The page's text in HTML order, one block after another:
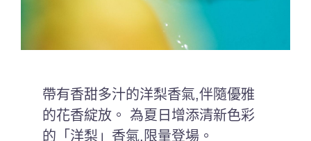
帶有香甜多汁的洋梨香氣,伴隨優雅
的花香綻放。 為夏日增添清新色彩
的「洋梨」香氣,限量登場。